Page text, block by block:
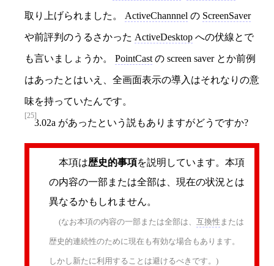
取り上げられました。 ActiveChannnel の ScreenSaver
や前評判のうるさかった ActiveDesktop への伏線とで
も言いましょうか。 PointCast の screen saver とか前例
はあったとはいえ、全画面表示の導入はそれなりの意
味を持っていたんです。
[25]
3.02a があったという説もありますがどうですか?
本項は歴史的事項を説明しています。本項
の内容の一部または全部は、現在の状況とは
異なるかもしれません。
(なお本項の内容の一部または全部は、 互換性 または
歴史的連続性のために現在も有効な場合もあります。
しかし新たに利用することは避けるべきです。)